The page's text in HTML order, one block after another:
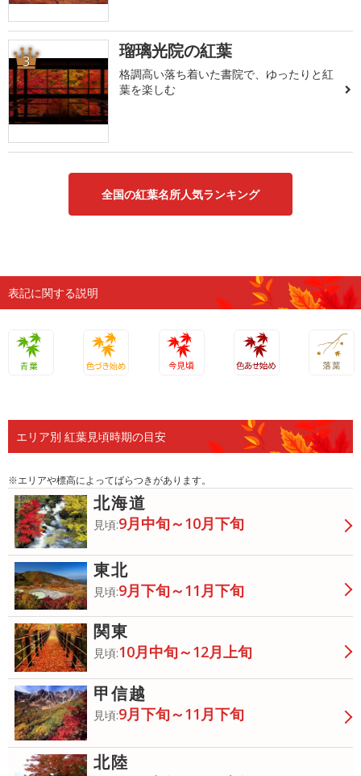
3 瑠璃光院の紅葉
格調高い落ち着いた書院で、ゆったりと紅
葉を楽しむ
全国の紅葉名所人気ランキング
表記に関する説明
エリア別 紅葉見頃時期の目安
※エリアや標高によってばらつきがあります。
北海道
見頃:9月中旬～10月下旬
東北
見頃:9月下旬～11月下旬
関東
見頃:10月中旬～12月上旬
甲信越
見頃:9月下旬～11月下旬
北陸